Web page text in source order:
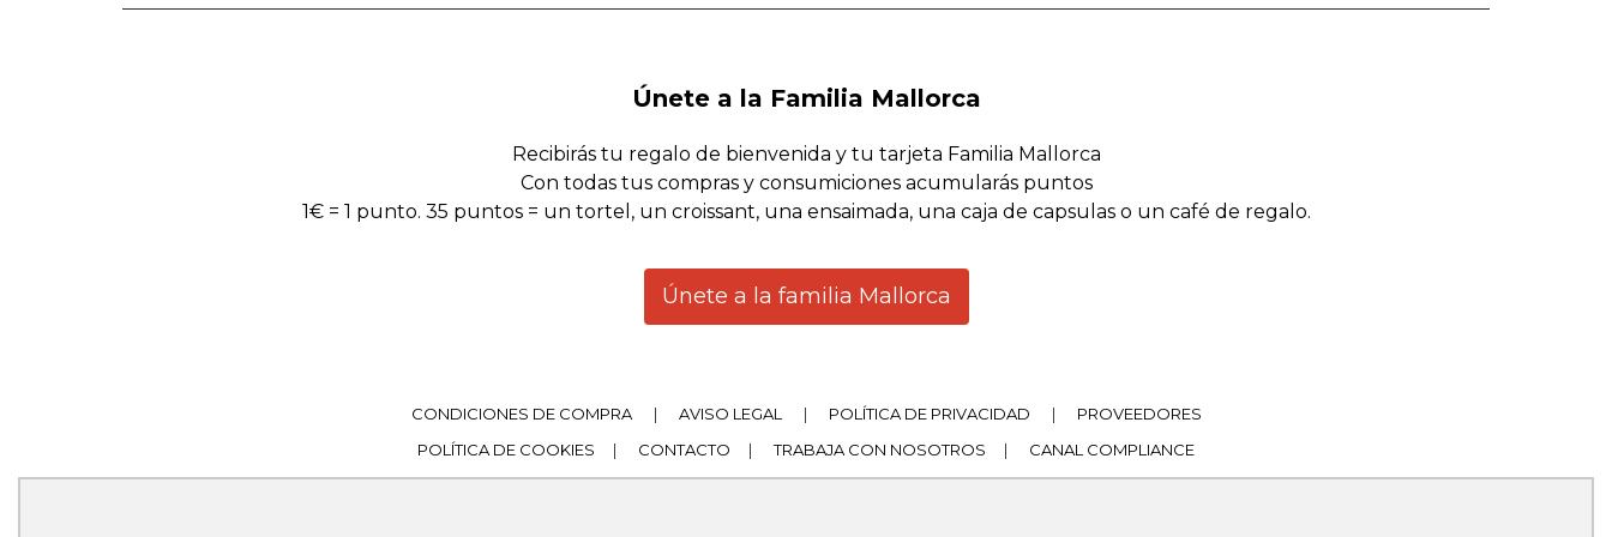
Únete a la Familia Mallorca
Recibirás tu regalo de bienvenida y tu tarjeta Familia Mallorca
Con todas tus compras y consumiciones acumularás puntos
1€ = 1 punto. 35 puntos = un tortel, un croissant, una ensaimada, una caja de capsulas o un café de regalo.
Únete a la familia Mallorca
CONDICIONES DE COMPRA | AVISO LEGAL | POLÍTICA DE PRIVACIDAD |
PROVEEDORES
POLÍTICA DE COOKIES
| CONTACTO | TRABAJA CON NOSOTROS | CANAL COMPLIANCE